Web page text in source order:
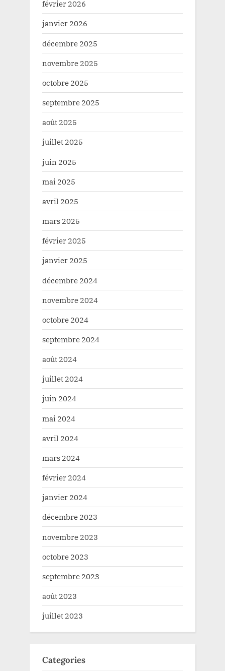
février 2026
janvier 2026
décembre 2025
novembre 2025
octobre 2025
septembre 2025
août 2025
juillet 2025
juin 2025
mai 2025
avril 2025
mars 2025
février 2025
janvier 2025
décembre 2024
novembre 2024
octobre 2024
septembre 2024
août 2024
juillet 2024
juin 2024
mai 2024
avril 2024
mars 2024
février 2024
janvier 2024
décembre 2023
novembre 2023
octobre 2023
septembre 2023
août 2023
juillet 2023
Categories